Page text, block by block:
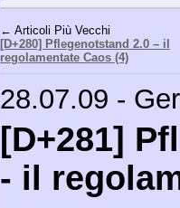
← Articoli Più Vecchi
[D+280] Pflegenotstand 2.0 – il
regolamentate Caos (4)
28.07.09 -
[D+281]
- il